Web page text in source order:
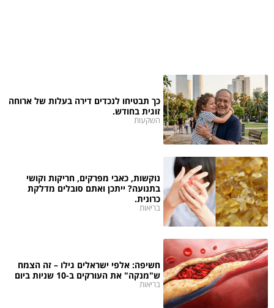
כך תבטיחו לנכדים דירה בעלות של ארוחה
זוגית בחודש.
השקעות
נוקשות, כאבי מפרקים, חריקות וקושי
בתנועה? ייתכן ואתם סובלים מדלקת
כרונית.
בריאות
חשיפה: אלפי ישראלים גילו – זה הצמח
ש"מנקה" את העורקים ב-10 שניות ביום
בריאות